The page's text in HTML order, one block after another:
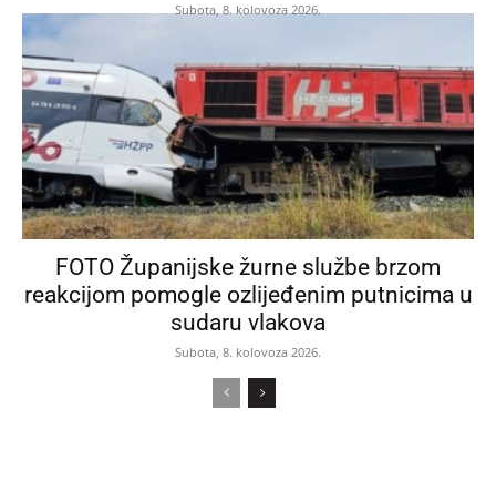
Subota, 8. kolovoza 2026.
FOTO Županijske žurne službe brzom
reakcijom pomogle ozlijeđenim putnicima u
sudaru vlakova
Subota, 8. kolovoza 2026.